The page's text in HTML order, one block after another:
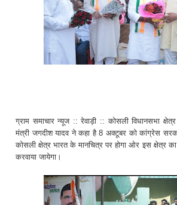
ग्राम समाचार न्यूज :: रेवाड़ी :: कोसली विधानसभा
मंत्री जगदीश यादव ने कहा है 8 अक्टूबर को कांग्रेस
कोसली क्षेत्र भारत के मानचित्र पर होगा ओर इस क्षेत्र
करवाया जायेगा।